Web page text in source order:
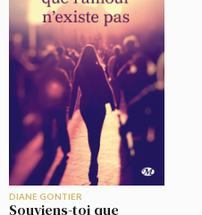
DIANE GONTIER
Souviens-toi que